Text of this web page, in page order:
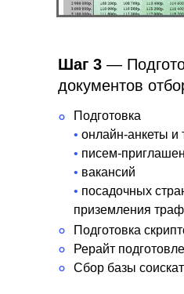
Шаг 3 —
документов
Подготовка
°
°
°
• онлайн-анкеты и
• писем-
• вакансий
• посадочных
приземления
Подготовка
Рерайт
Сбор базы
°